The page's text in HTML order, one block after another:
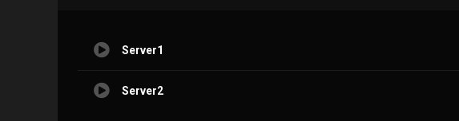
Server1
Server2